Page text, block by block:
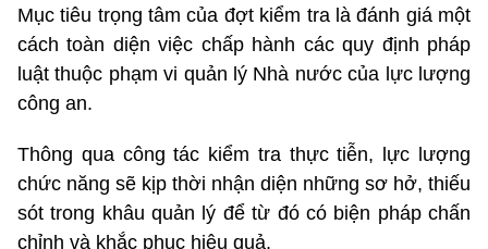
Mục tiêu trọng tâm của đợt kiểm tra là đánh giá một
cách toàn diện việc chấp hành các quy định pháp
luật thuộc phạm vi quản lý Nhà nước của lực lượng
công an.
Thông qua công tác kiểm tra thực tiễn, lực lượng
chức năng sẽ kịp thời nhận diện những sơ hở, thiếu
sót trong khâu quản lý để từ đó có biện pháp chấn
chỉnh và khắc phục hiệu quả.